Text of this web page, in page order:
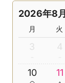
2026年8月
月 火
3 4
10 11